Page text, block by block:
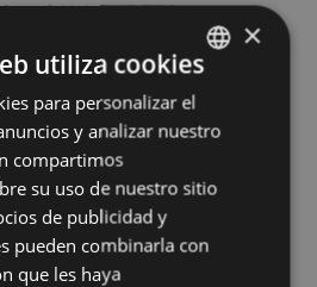
SALA 2 ARETOA
2013 139 min.
menores de 12 años.
BASQUE
SPANISH
×
utiliza cookies
para personalizar el
y analizar nuestro
compartimos
su uso de nuestro sitio
de publicidad y
pueden combinarla con
que les haya